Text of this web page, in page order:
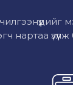
нартаа